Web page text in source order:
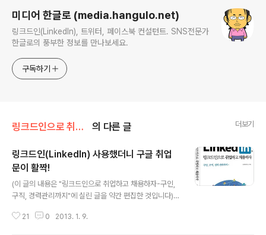
미디어 한글로 (media.hangulo.net)
링크드인(LinkedIn), 트위터, 페이스북 컨설턴트. SNS전문가
한글로의 풍부한 정보를 만나보세요.
구독하기
링크드인으로 취업하고 채용하자 의 다른 글 더보기
링크드인(LinkedIn) 사용했더니 구글 취업
문이 활짝!
(이 글의 내용은 "링크드인으로 취업하고 채용하자-구인,
구직, 경력관리까지"에 실린 글을 약간 편집한 것입니다)
www.yes24.com/24/Goods/8206813 - 이 글은 작
21 0 2013. 1. 9.